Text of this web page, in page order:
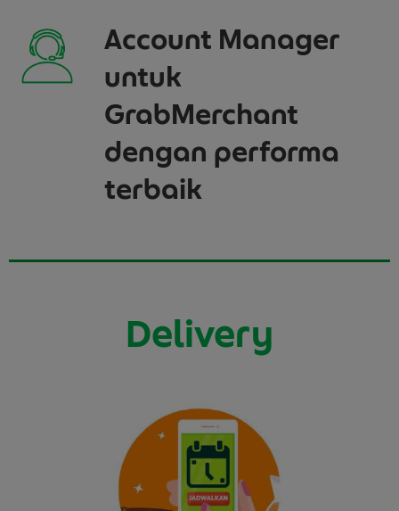
Account Manager
untuk
GrabMerchant
dengan performa
terbaik
Delivery